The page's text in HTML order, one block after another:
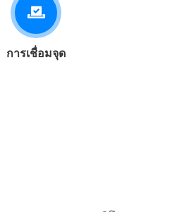
การเชื่อมจุด